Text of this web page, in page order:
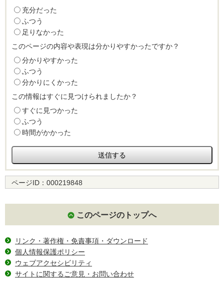
充分だった
ふつう
足りなかった
このページの内容や表現は分かりやすかったですか？
分かりやすかった
ふつう
分かりにくかった
この情報はすぐに見つけられましたか？
すぐに見つかった
ふつう
時間がかかった
ページID： 000219848
このページのトップへ
リンク・著作権・免責事項・ダウンロード
個人情報保護ポリシー
ウェブアクセシビリティ
サイトに関するご意見・お問い合わせ